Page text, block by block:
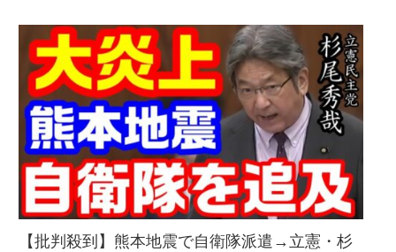
【批判殺到】熊本地震で自衛隊派遣→立憲・杉